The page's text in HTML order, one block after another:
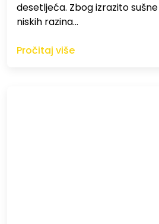
desetljeća. Zbog izrazito
niskih razina…
Pročitaj više